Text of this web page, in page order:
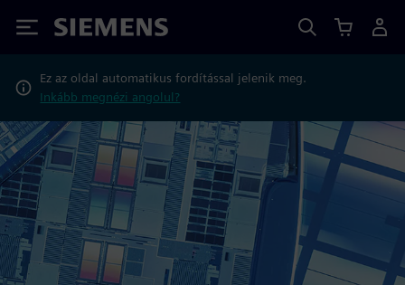
Siemens
Ez az oldal automatikus fordítással jelenik meg.
Inkább megnézi angolul?